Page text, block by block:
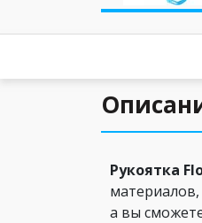
Рукоятка
а вы